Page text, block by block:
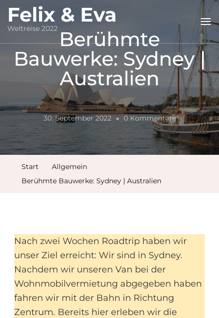
Felix & Eva
Weltreise 2022Berühmte
Bauwerke: Sydney |
Australien
30. September 2022 0 KommentareZu
Berühmte
Bauwerke:
Start
Allgemein
Berühmte Bauwerke: Sydney | Australien
Nach zwei Wochen Roadtrip haben wir
unser Ziel erreicht: Wir sind in Sydney.
Nachdem wir unseren Van bei der
Wohnmobilvermietung abgegeben haben
fahren wir mit der Bahn in Richtung
Zentrum. Bereits hier erleben wir die